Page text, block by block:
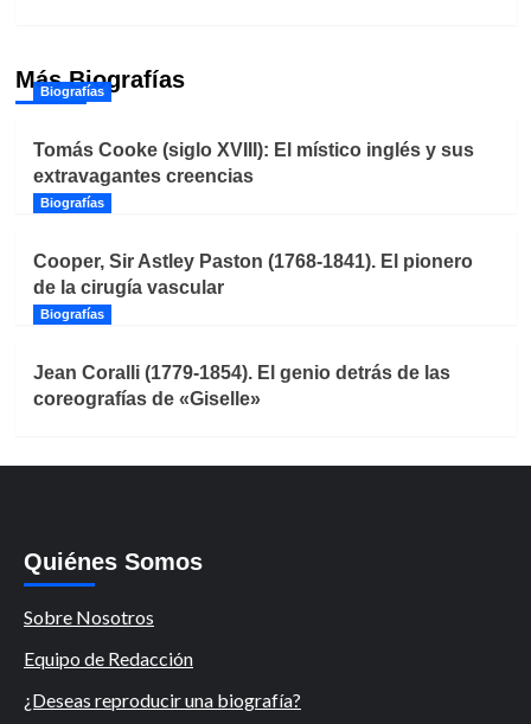
Más Biografías
Biografías
Tomás Cooke (siglo XVIII): El místico inglés y sus
extravagantes creencias
Biografías
Cooper, Sir Astley Paston (1768-1841). El pionero
de la cirugía vascular
Biografías
Jean Coralli (1779-1854). El genio detrás de las
coreografías de «Giselle»
Quiénes Somos
Sobre Nosotros
Equipo de Redacción
¿Deseas reproducir una biografía?